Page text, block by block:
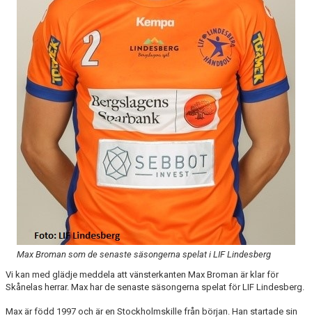
Max Broman som de senaste säsongerna spelat i LIF Lindesberg
Vi kan med glädje meddela att vänsterkanten Max Broman är klar för
Skånelas herrar. Max har de senaste säsongerna spelat för LIF Lindesberg.
Max är född 1997 och är en Stockholmskille från början. Han startade sin